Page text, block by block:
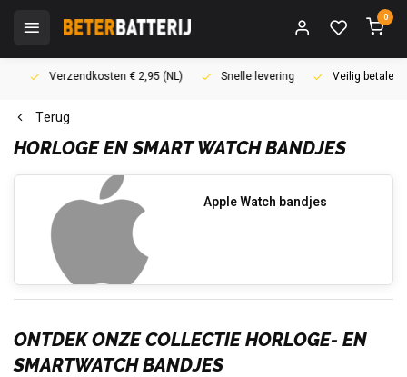
0
Verzendkosten € 2,95 (NL) Snelle levering Veilig betalen
Terug
HORLOGE EN SMART WATCH BANDJES
Apple Watch bandjes
ONTDEK ONZE COLLECTIE HORLOGE- EN
SMARTWATCH BANDJES